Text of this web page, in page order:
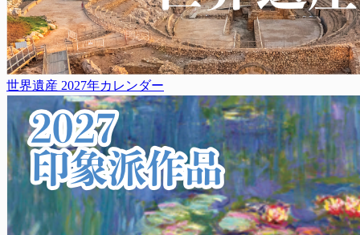
世界遺産 2027年カレンダー